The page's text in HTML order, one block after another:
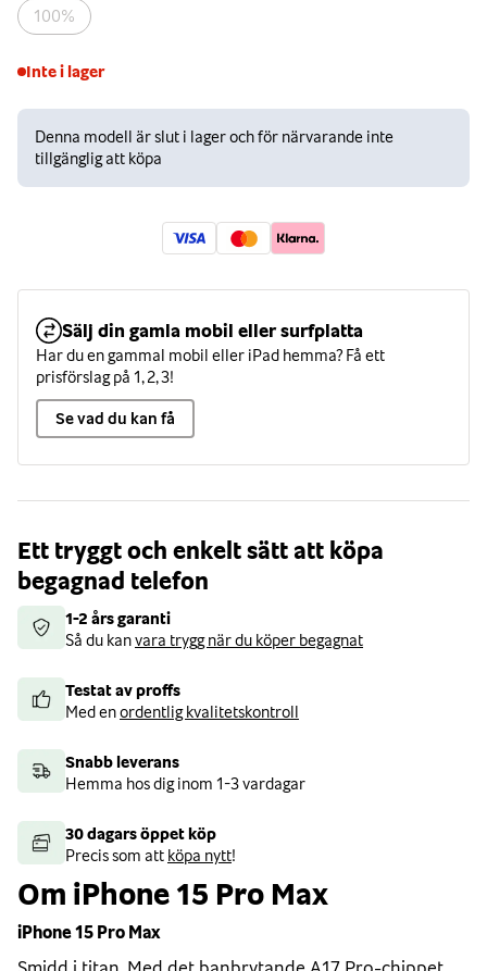
Ett tryggt och enkelt sätt att köpa
begagnad telefon
1-2 års garanti
Så du kanvara trygg när du köper begagnat
Testat av proffs
Med enordentlig kvalitetskontroll
Snabb leverans
Hemma hos dig inom 1-3 vardagar
30 dagars öppet köp
Precis som att köpa nytt!
Om iPhone 15 Pro Max
iPhone 15 Pro Max
100%
Inte i lager
Denna modell är slut i lager och för närvarande inte
tillgänglig att köpa
Sälj din gamla mobil eller surfplatta
Har du en gammal mobil eller iPad hemma? Få ett
prisförslag på 1, 2, 3!
Se vad du kan få